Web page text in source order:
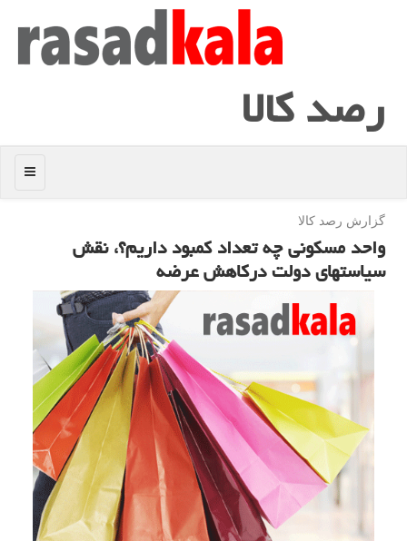
رصد كالا
منو
گزارش رصد كالا
واحد مسكونی چه تعداد كمبود داریم؟، نقش
سیاستهای دولت دركاهش عرضه